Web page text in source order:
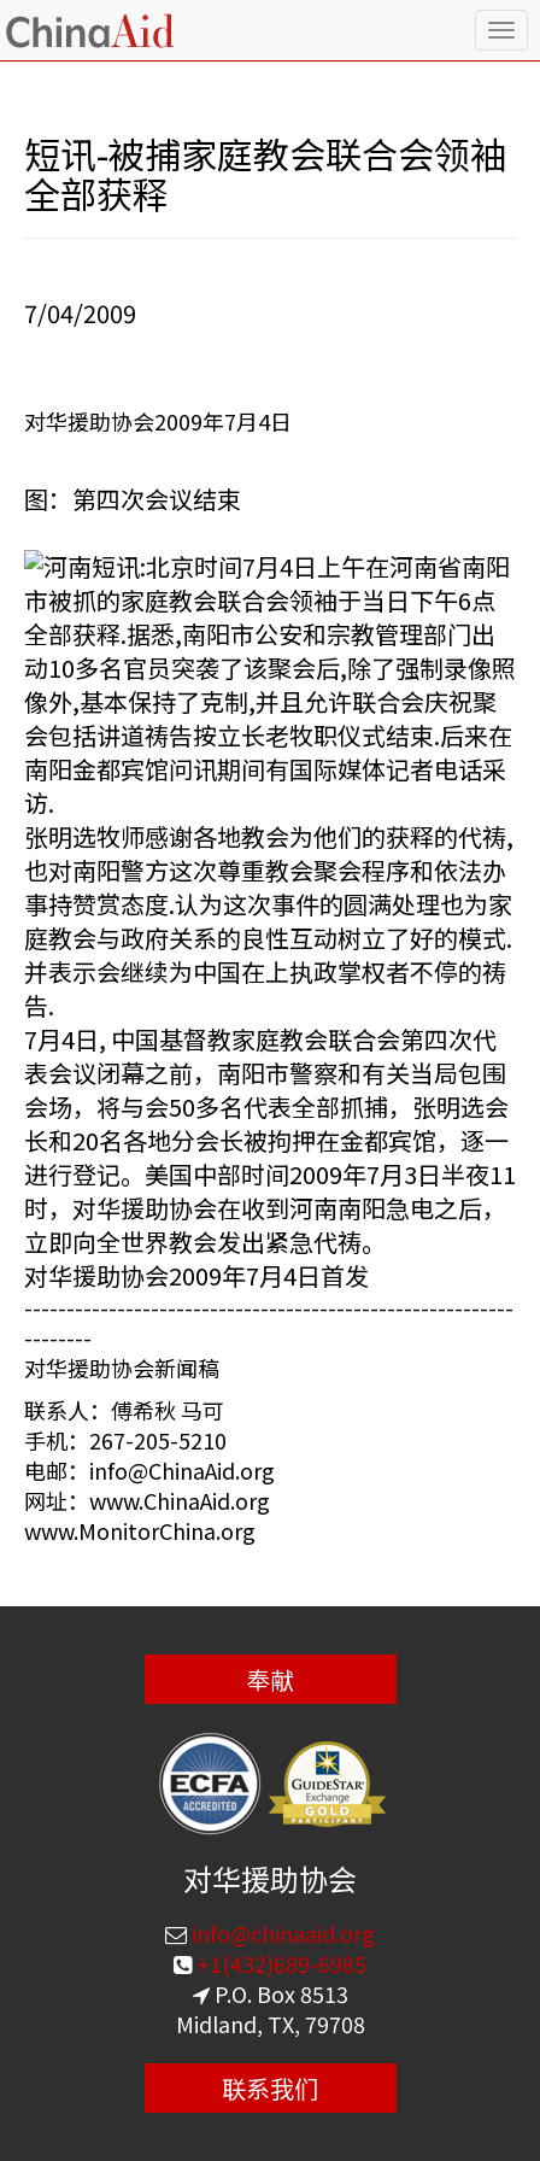
T
o
e
n
短讯-被捕家庭教会联合会领袖
全部获释
7/04/2009
对华援助协会2009年7月4日
图：第四次会议结束
河南短讯:北京时间7月4日上午在河南省南阳
市被抓的家庭教会联合会领袖于当日下午6点
全部获释.据悉,南阳市公安和宗教管理部门出
动10多名官员突袭了该聚会后,除了强制录像照
像外,基本保持了克制,并且允许联合会庆祝聚
会包括讲道祷告按立长老牧职仪式结束.后来在
南阳金都宾馆问讯期间有国际媒体记者电话采
访.
张明选牧师感谢各地教会为他们的获释的代祷,
也对南阳警方这次尊重教会聚会程序和依法办
事持赞赏态度.认为这次事件的圆满处理也为家
庭教会与政府关系的良性互动树立了好的模式.
并表示会继续为中国在上执政掌权者不停的祷
告.
7月4日, 中国基督教家庭教会联合会第四次代
表会议闭幕之前，南阳市警察和有关当局包围
会场，将与会50多名代表全部抓捕，张明选会
长和20名各地分会长被拘押在金都宾馆，逐一
进行登记。美国中部时间2009年7月3日半夜11
时，对华援助协会在收到河南南阳急电之后，
立即向全世界教会发出紧急代祷。
对华援助协会2009年7月4日首发
----------------------------------------------------------
--------
对华援助协会新闻稿
联系人：傅希秋 马可
手机：267-205-5210
电邮：info@ChinaAid.org
网址：www.ChinaAid.org
www.MonitorChina.org
奉献
对华援助协会
info@chinaaid.org
+1(432)689-6985
P.O. Box 8513
Midland, TX, 79708
联系我们